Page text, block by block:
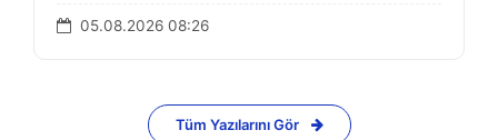
05.08.2026 08:26
Tüm Yazılarını Gör